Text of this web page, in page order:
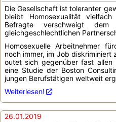
Die Gesellschaft ist toleranter
bleibt Homosexualität
Befragte verschweigt
gleichgeschlechtlichen
Homosexuelle Arbeitnehmer
noch immer, im Job
outet sich gegenüber fast allen
eine Studie der Boston
jungen Berufstätigen weltweit
Weiterlesen!
26.01.2019